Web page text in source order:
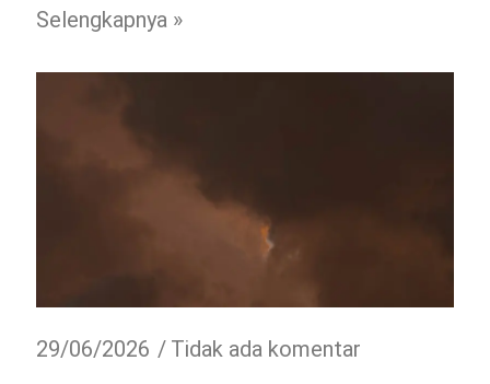
Selengkapnya »
29/06/2026
Tidak ada komentar